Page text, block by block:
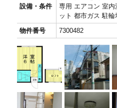
設備・条件
専用 エアコン 室
ット 都市ガス 駐
物件番号
7300482